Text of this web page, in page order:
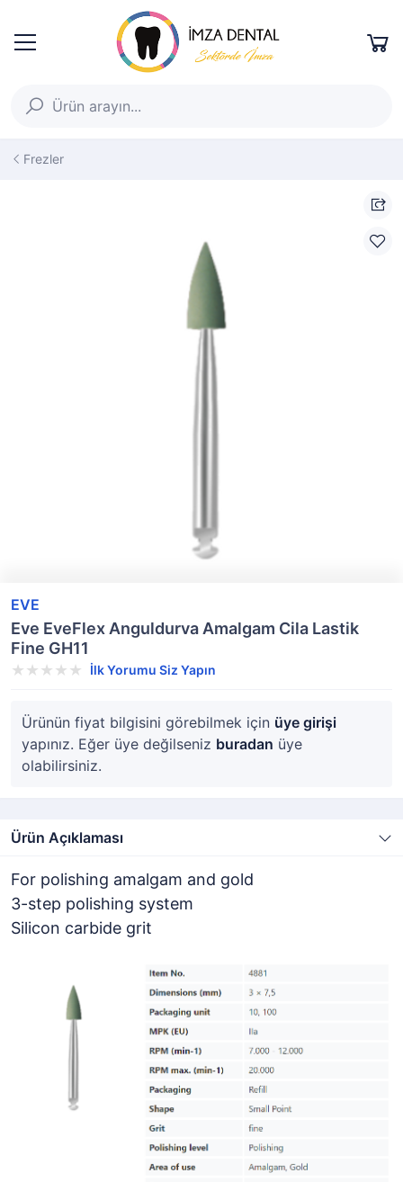
Frezler
EVE
Eve EveFlex Anguldurva Amalgam Cila Lastik
Fine GH11
İlk Yorumu Siz Yapın
Ürünün fiyat bilgisini görebilmek için üye girişi
yapınız. Eğer üye değilseniz buradan üye
olabilirsiniz.
Ürün Açıklaması
For polishing amalgam and gold
3-step polishing system
Silicon carbide grit